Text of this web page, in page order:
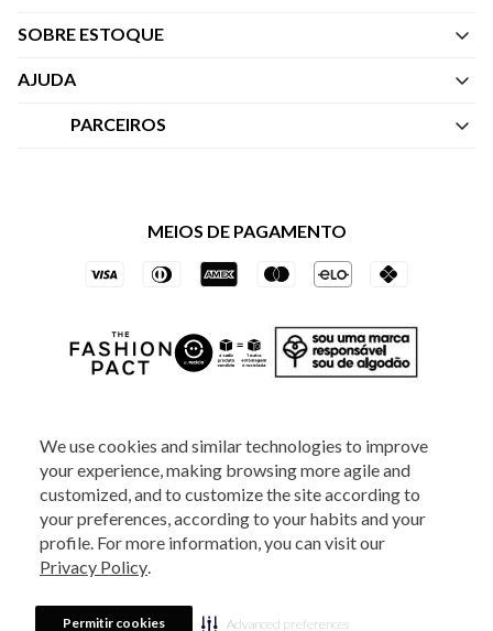
We use cookies and similar technologies to improve
your experience, making browsing more agile and
customized, and to customize the site according to
your preferences, according to your habits and your
profile. For more information, you can visit our
Privacy Policy.
Permitir cookies Advanced preferences
SOBRE ESTOQUE
Quem Somos
AJUDA
Central de Atendimento
Trocas e Devoluções
PARCEIROS
Vai de Visa
Azul Fidelidade
MEIOS DE PAGAMENTO
2025 - Veste S.A Estilo. Todos os direitos reservados - A loja Estoque reserva-
se no direito de corrigir ou alterar informações como: preços, promoções e
880 5520.Horário de Atendimento:
Sábados das 8h às 14h, exceto feriados. Veste S.A Estilo. Rua Othão, 405, Vila